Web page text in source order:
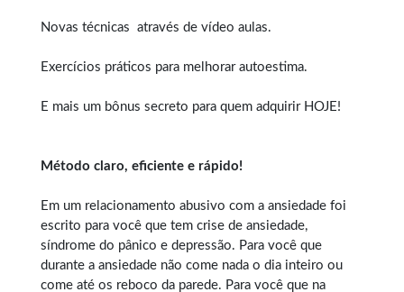
Novas técnicas através de vídeo aulas.
Exercícios práticos para melhorar autoestima.
E mais um bônus secreto para quem adquirir HOJE!
Método claro, eficiente e rápido!
Em um relacionamento abusivo com a ansiedade foi
escrito para você que tem crise de ansiedade,
síndrome do pânico e depressão. Para você que
durante a ansiedade não come nada o dia inteiro ou
come até os reboco da parede. Para você que na